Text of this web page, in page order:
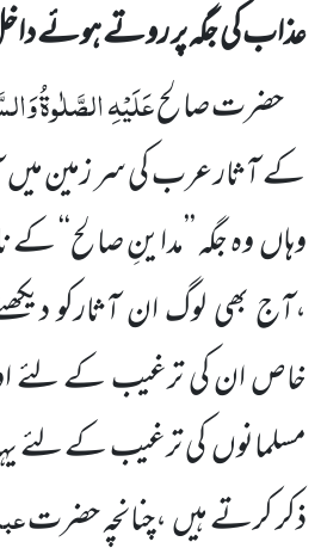
عذاب کی جگہ پر روتے ہوئے
حضرت صالحعَلَیْہِ الصَّلٰوۃُ
کے آثار عرب کی سر زمین میں
وہاںوہ جگہ ’’مداینِ
،آج بھی لوگ ان آثارکو
خاص ان کی ترغیب کےلئے
مسلمانوںکی ترغیب کے لئے
ذکر کرتے ہیں،چنانچہ حضرت